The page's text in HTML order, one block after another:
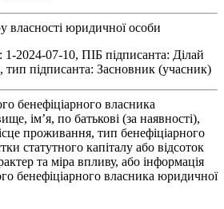
власності юридичної особи
1-2024-07-10, ПІБ підписанта: Ділай
тип підписанта: Засновник (учасник)
бенефіціарного власника
ім’я, по батькові (за наявності),
проживання, тип бенефіціарного
статутного капіталу або відсоток
та міра впливу, або інформація
бенефіціарного власника юридичної